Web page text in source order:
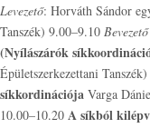
Levezető: Horváth Sándor
Tanszék) 9.00–9.10 Bevezető
(Nyílászárók
Épületszerkezettani
síkkordinációja Varga
10.00–10.20 A síkból